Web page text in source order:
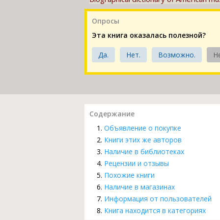
Опросы
Эта книга оказалась полезной?
Да. Нет. Возможно.
Содержание
Объявление о покупке
Книги этих же авторов
Наличие в библиотеках
Рецензии и отзывы
Похожие книги
Наличие в магазинах
Информация от пользователей
Книга находится в категориях